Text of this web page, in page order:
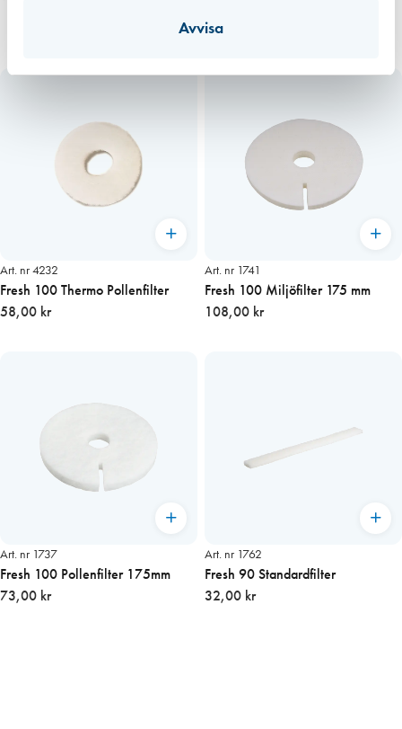
Avvisa
Art. nr 4232
Fresh 100 Thermo Pollenfilter
58,00 kr
Art. nr 1741
Fresh 100 Miljöfilter 175 mm
108,00 kr
Art. nr 1737
Fresh 100 Pollenfilter 175mm
73,00 kr
Art. nr 1762
Fresh 90 Standardfilter
32,00 kr